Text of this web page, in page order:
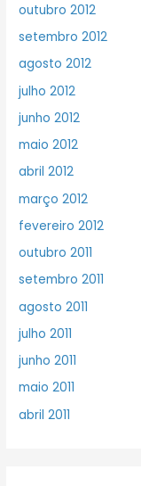
outubro 2012
setembro 2012
agosto 2012
julho 2012
junho 2012
maio 2012
abril 2012
março 2012
fevereiro 2012
outubro 2011
setembro 2011
agosto 2011
julho 2011
junho 2011
maio 2011
abril 2011